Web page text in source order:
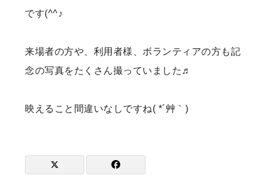
です(^^♪
来場者の方や、利用者様、ボランティアの方も記
念の写真をたくさん撮っていました♬
映えること間違いなしですね( *´艸｀)